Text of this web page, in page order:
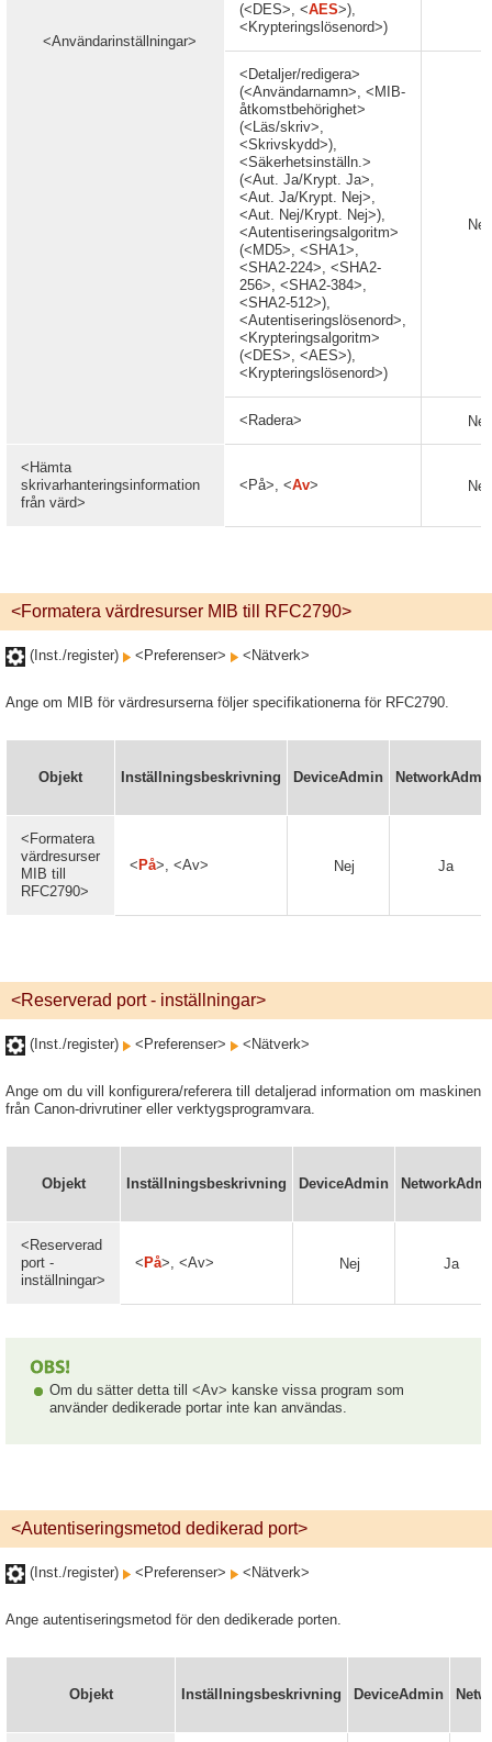
<Användarinställningar>
(<DES>, <AES>),
<Krypteringslösenord>)
<Detaljer/redigera>
(<Användarnamn>, <MIB-
åtkomstbehörighet>
(<Läs/skriv>,
<Skrivskydd>),
<Säkerhetsinställn.>
(<Aut. Ja/Krypt. Ja>,
<Aut. Ja/Krypt. Nej>,
<Aut. Nej/Krypt. Nej>),
<Autentiseringsalgoritm>
(<MD5>, <SHA1>,
<SHA2-224>, <SHA2-
256>, <SHA2-384>,
<SHA2-512>),
<Autentiseringslösenord>,
<Krypteringsalgoritm>
(<DES>, <AES>),
<Krypteringslösenord>)
Nej
<Radera> Nej
<Hämta
skrivarhanteringsinformation
från värd>
<På>, <Av> Nej
<Formatera värdresurser MIB till RFC2790>
(Inst./register) <Preferenser> <Nätverk>
Ange om MIB för värdresurserna följer specifikationerna för RFC2790.
Objekt Inställningsbeskrivning DeviceAdmin
<Formatera
värdresurser
MIB till
RFC2790>
< På>, <Av> Nej Ja
<Reserverad port - inställningar>
(Inst./register) <Preferenser> <Nätverk>
Ange om du vill konfigurera/referera till detaljerad information om maskinen
från Canon-drivrutiner eller verktygsprogramvara.
Objekt Inställningsbeskrivning DeviceAdmin
<Reserverad
port -
inställningar>
< På>, <Av> Nej Ja
Om du sätter detta till <Av> kanske vissa program som
använder dedikerade portar inte kan användas.
<Autentiseringsmetod dedikerad port>
(Inst./register) <Preferenser> <Nätverk>
Ange autentiseringsmetod för den dedikerade porten.
Objekt Inställningsbeskrivning DeviceAdmin